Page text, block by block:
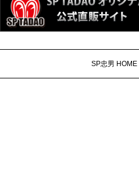
SP忠男 HOME